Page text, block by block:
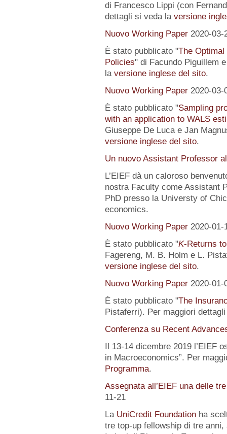
di Francesco Lippi (con
dettagli si veda la versione
Nuovo Working Paper 2020-03-
È stato pubblicato "The Optimal
Policies" di Facundo Piguillem
la versione inglese del sito.
Nuovo Working Paper 2020-03-
È stato pubblicato "Sampling
with an application to WALS
Giuseppe De Luca e Jan
versione inglese del sito.
Un nuovo Assistant Professor
L’EIEF dà un caloroso
nostra Faculty come Assistant
PhD presso la Universty of
economics.
Nuovo Working Paper 2020-01-
È stato pubblicato "K-Returns
Fagereng, M. B. Holm e L.
versione inglese del sito.
Nuovo Working Paper 2020-01-
È stato pubblicato "The
Pistaferri). Per maggiori
Conferenza su Recent
Il 13-14 dicembre 2019 l’EIEF
in Macroeconomics”. Per
Programma.
Assegnata all’EIEF una delle
11-21
La UniCredit Foundationha
tre top-up fellowship di tre